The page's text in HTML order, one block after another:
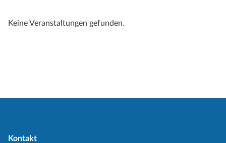
Keine Veranstaltungen gefunden.
Kontakt